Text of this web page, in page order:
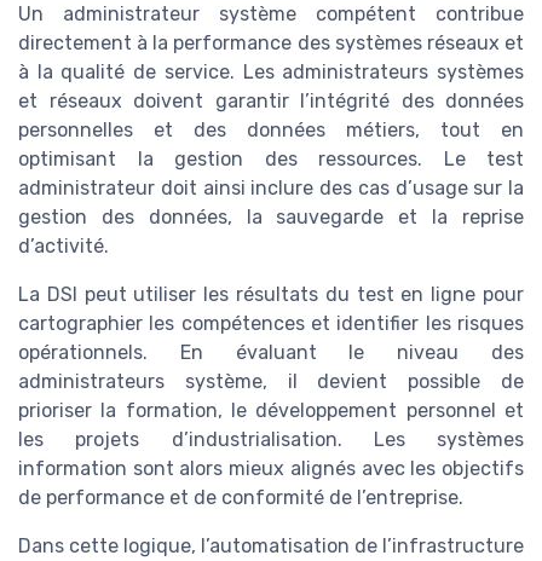
Un administrateur système compétent contribue
directement à la performance des systèmes réseaux et
à la qualité de service. Les administrateurs systèmes
et réseaux doivent garantir l’intégrité des données
personnelles et des données métiers, tout en
optimisant la gestion des ressources. Le test
administrateur doit ainsi inclure des cas d’usage sur la
gestion des données, la sauvegarde et la reprise
d’activité.
La DSI peut utiliser les résultats du test en ligne pour
cartographier les compétences et identifier les risques
opérationnels. En évaluant le niveau des
administrateurs système, il devient possible de
prioriser la formation, le développement personnel et
les projets d’industrialisation. Les systèmes
information sont alors mieux alignés avec les objectifs
de performance et de conformité de l’entreprise.
Dans cette logique, l’automatisation de l’infrastructure